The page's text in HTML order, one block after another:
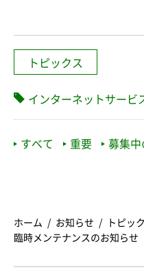
トピックス
インターネットサービ
すべて 重要 募集中
ホーム お知らせ
トピッ
臨時メンテナンスのお知らせ